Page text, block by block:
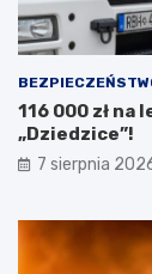
116 000 zł na
„Dziedzice”!
7 sierpnia